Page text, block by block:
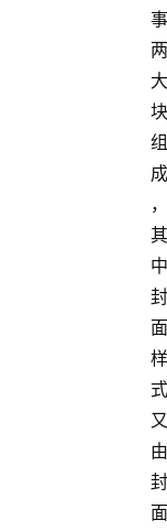
事
两
大
块
组
成
，
其
中
封
面
样
式
又
由
封
面